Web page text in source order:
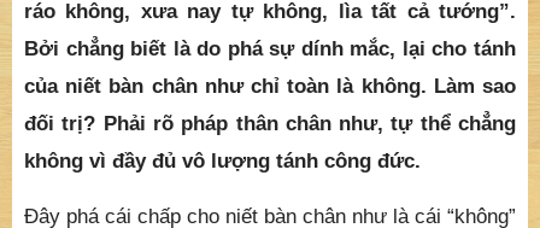
ráo không, xưa nay tự không, lìa tất cả tướng”.
Bởi chẳng biết là do phá sự dính mắc, lại cho tánh
của niết bàn chân như chỉ toàn là không. Làm sao
đối trị? Phải rõ pháp thân chân như, tự thể chẳng
không vì đầy đủ vô lượng tánh công đức.
Đây phá cái chấp cho niết bàn chân như là cái “không”